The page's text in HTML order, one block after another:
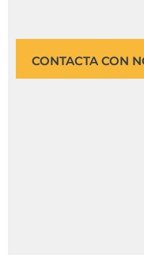
CONTACTA CON